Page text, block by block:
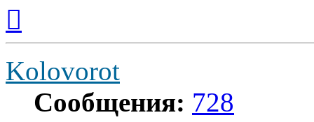
началу
Kolovorot
Сообщения: 728